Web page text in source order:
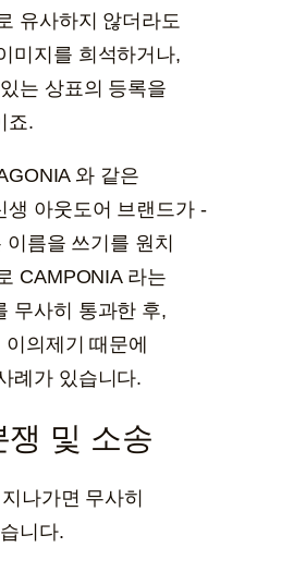
유사하지 않더라도
미지를 희석하거나,
는 상표의 등록을
죠.
와 같은
생 아웃도어 브랜드가 -
이름을 쓰기를 원치
CAMPONIA 라는
무사히 통과한 후,
이의제기 때문에
례가 있습니다.
쟁 및 소송
나가면 무사히
니다.